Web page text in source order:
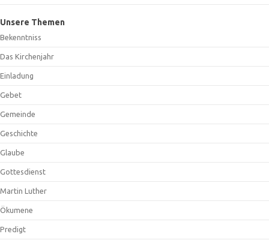
Unsere Themen
Bekenntniss
Das Kirchenjahr
Einladung
Gebet
Gemeinde
Geschichte
Glaube
Gottesdienst
Martin Luther
Ökumene
Predigt